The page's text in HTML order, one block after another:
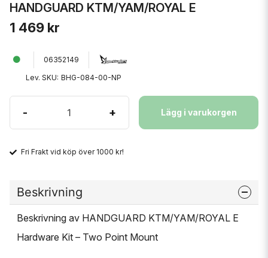
HANDGUARD KTM/YAM/ROYAL E
1 469 kr
06352149
Lev. SKU: BHG-084-00-NP
- + Lägg i varukorgen
Fri Frakt vid köp över 1000 kr!
Beskrivning
Beskrivning av HANDGUARD KTM/YAM/ROYAL E
Hardware Kit – Two Point Mount